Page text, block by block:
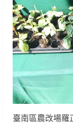
臺南區農改場羅